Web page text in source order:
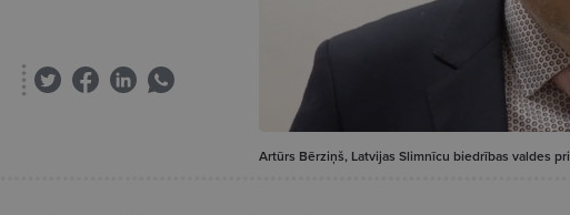
Artūrs Bērziņš, Latvijas Slimnīcu biedrības valdes